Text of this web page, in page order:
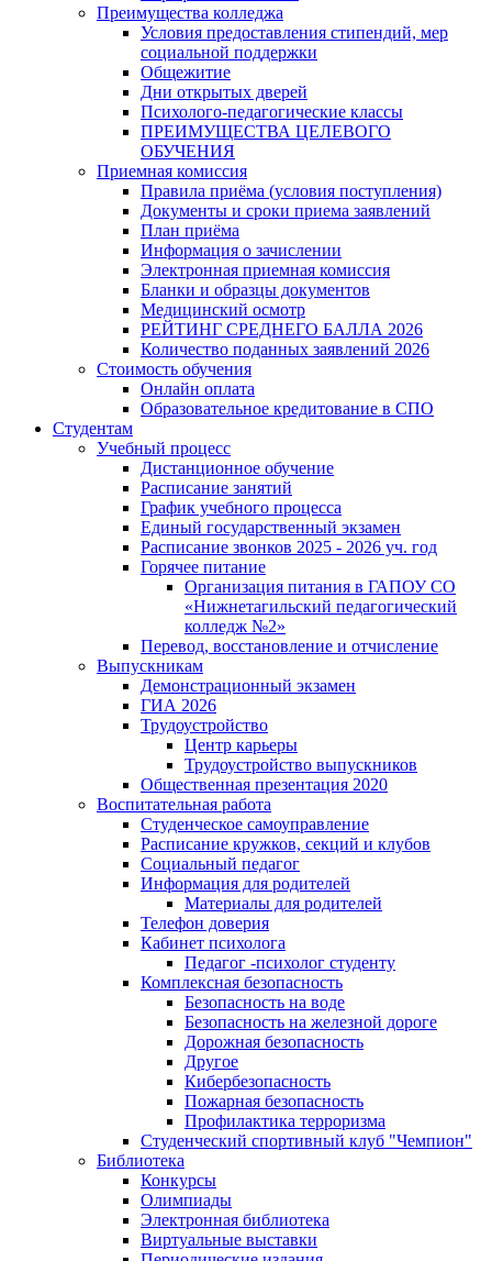
Преимущества колледжа
Условия предоставления стипендий, мер
социальной поддержки
Общежитие
Дни открытых дверей
Психолого-педагогические классы
ПРЕИМУЩЕСТВА ЦЕЛЕВОГО
ОБУЧЕНИЯ
Приемная комиссия
Правила приёма (условия поступления)
Документы и сроки приема заявлений
План приёма
Информация о зачислении
Электронная приемная комиссия
Бланки и образцы документов
Медицинский осмотр
РЕЙТИНГ СРЕДНЕГО БАЛЛА 2026
Количество поданных заявлений 2026
Стоимость обучения
Онлайн оплата
Образовательное кредитование в СПО
Студентам
Учебный процесс
Дистанционное обучение
Расписание занятий
График учебного процесса
Единый государственный экзамен
Расписание звонков 2025 - 2026 уч. год
Горячее питание
Организация питания в ГАПОУ СО
«Нижнетагильский педагогический
колледж №2»
Перевод, восстановление и отчисление
Выпускникам
Демонстрационный экзамен
ГИА 2026
Трудоустройство
Центр карьеры
Трудоустройство выпускников
Общественная презентация 2020
Воспитательная работа
Студенческое самоуправление
Расписание кружков, секций и клубов
Социальный педагог
Информация для родителей
Материалы для родителей
Телефон доверия
Кабинет психолога
Педагог -психолог студенту
Комплексная безопасность
Безопасность на воде
Безопасность на железной дороге
Дорожная безопасность
Другое
Кибербезопасность
Пожарная безопасность
Профилактика терроризма
Студенческий спортивный клуб "Чемпион"
Библиотека
Конкурсы
Олимпиады
Электронная библиотека
Виртуальные выставки